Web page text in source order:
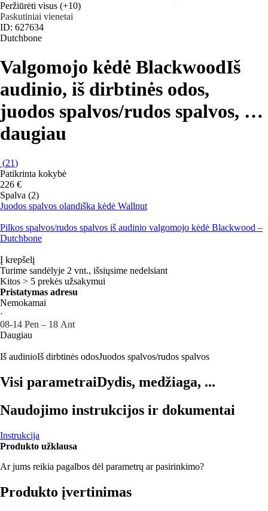
Peržiūrėti visus (+10)
Paskutiniai vienetai
ID: 627634
Dutchbone
Valgomojo kėdė BlackwoodIš
audinio, iš dirbtinės odos,
juodos spalvos/rudos spalvos, …
daugiau
(21)
Patikrinta kokybė
226 €
Spalva (2)
Juodos spalvos olandiška kėdė Wallnut
Pilkos spalvos/rudos spalvos iš audinio valgomojo kėdė Blackwood –
Dutchbone
Į krepšelį
Turime sandėlyje 2 vnt., išsiųsime nedelsiant
Kitos > 5 prekės užsakymui
Pristatymas adresu
Nemokamai
·
08‑14 Pen – 18 Ant
Daugiau
Iš audinioIš dirbtinės odosJuodos spalvos/rudos spalvos
Visi parametraiDydis, medžiaga, ...
Naudojimo instrukcijos ir dokumentai
Instrukcija
Produkto užklausa
Ar jums reikia pagalbos dėl parametrų ar pasirinkimo?
Produkto įvertinimas